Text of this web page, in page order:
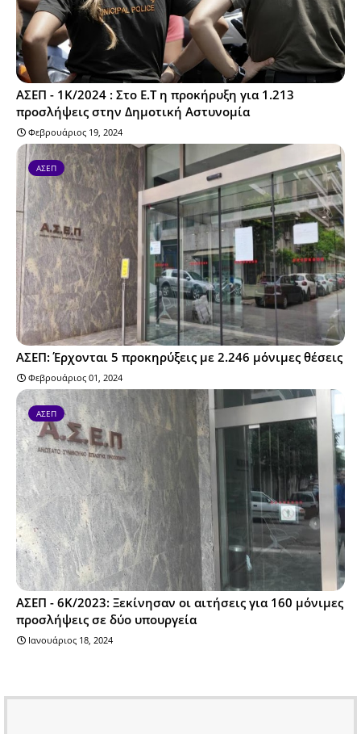
ΑΣΕΠ - 1Κ/2024 : Στο Ε.Τ η προκήρυξη για 1.213
προσλήψεις στην Δημοτική Αστυνομία
Φεβρουάριος 19, 2024
ΑΣΕΠ
ΑΣΕΠ: Έρχονται 5 προκηρύξεις με 2.246 μόνιμες θέσεις
Φεβρουάριος 01, 2024
ΑΣΕΠ
ΑΣΕΠ - 6Κ/2023: Ξεκίνησαν οι αιτήσεις για 160 μόνιμες
προσλήψεις σε δύο υπουργεία
Ιανουάριος 18, 2024